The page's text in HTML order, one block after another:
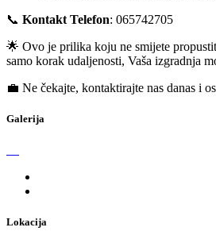
📞 Kontakt Telefon: 065742705
🌟 Ovo je prilika koju ne smijete
samo korak udaljenosti, Vaša izgradnja
💼 Ne čekajte, kontaktirajte nas danas i
Galerija
Lokacija